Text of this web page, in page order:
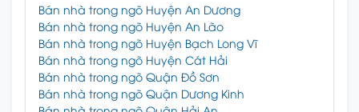
Bán nhà trong ngõ Huyện An Dương
Bán nhà trong ngõ Huyện An Lão
Bán nhà trong ngõ Huyện Bạch Long Vĩ
Bán nhà trong ngõ Huyện Cát Hải
Bán nhà trong ngõ Quận Đồ Sơn
Bán nhà trong ngõ Quận Dương Kinh